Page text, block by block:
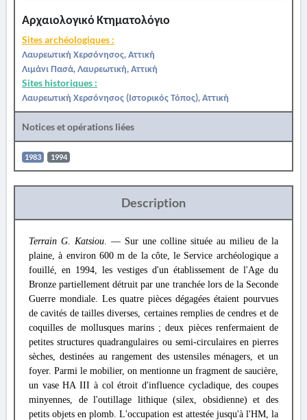
Αρχαιολογικό Κτηματολόγιο
Sites archéologiques :
Λαυρεωτική Χερσόνησος, Αττική
Λιμάνι Πασά, Λαυρεωτική, Αττική
Sites historiques :
Λαυρεωτική Χερσόνησος (Ιστορικός Τόπος), Αττική
Notices et opérations liées
1983 1994
Description
Terrain G. Katsiou. — Sur une colline située au milieu de la
plaine, à environ 600 m de la côte, le Service archéologique a
fouillé, en 1994, les vestiges d'un établissement de l'Age du
Bronze partiellement détruit par une tranchée lors de la Seconde
Guerre mondiale. Les quatre pièces dégagées étaient pourvues
de cavités de tailles diverses, certaines remplies de cendres et de
coquilles de mollusques marins ; deux pièces renfermaient de
petites structures quadrangulaires ou semi-circulaires en pierres
sèches, destinées au rangement des ustensiles ménagers, et un
foyer. Parmi le mobilier, on mentionne un fragment de saucière,
un vase HA III à col étroit d'influence cycladique, des coupes
minyennes, de l'outillage lithique (silex, obsidienne) et des
petits objets en plomb. L'occupation est attestée jusqu'à l'ΗΜ, la